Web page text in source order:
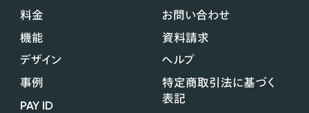
料金
機能
デザイン
事例
PAY ID
お問い合わせ
資料請求
ヘルプ
特定商取引法に基づく
表記